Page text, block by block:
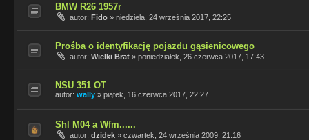
BMW R26 1957r
autor: Fido » niedziela, 24 września 2017, 22:25
Prośba o identyfikację pojazdu gąsienicowego
autor: Wielki Brat » poniedziałek, 26 czerwca 2017, 17:43
NSU 351 OT
autor: wally » piątek, 16 czerwca 2017, 22:27
Shl M04 a Wfm......
autor: dzidek » czwartek, 24 września 2009, 21:16